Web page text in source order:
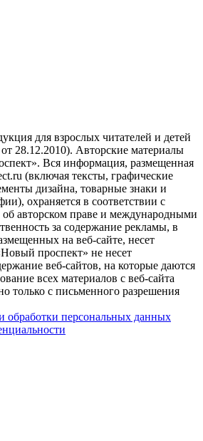
для взрослых читателей и детей
28.12.2010). Авторские материалы
Вся информация, размещенная
(включая тексты, графические
дизайна, товарные знаки и
охраняется в соответствии с
об авторском праве и международными
за содержание рекламы, в
на веб-сайте, несет
проспект» не несет
веб-сайтов, на которые даются
всех материалов с веб-сайта
только с письменного разрешения
обработки персональных данных